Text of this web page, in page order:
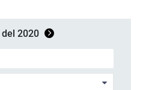
2020